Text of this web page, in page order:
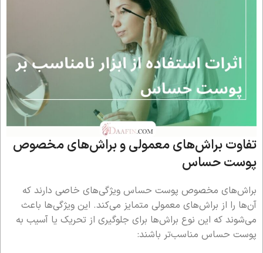
تفاوت براش‌های معمولی و براش‌های مخصوص
پوست حساس
براش‌های مخصوص پوست حساس ویژگی‌های خاصی دارند که
آن‌ها را از براش‌های معمولی متمایز می‌کند. این ویژگی‌ها باعث
می‌شوند که این نوع براش‌ها برای جلوگیری از تحریک یا آسیب به
پوست حساس مناسب‌تر باشند: